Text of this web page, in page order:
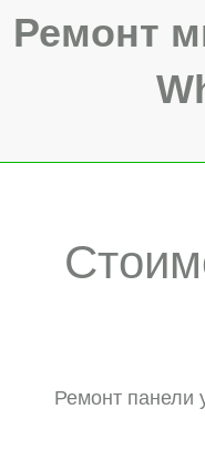
Ремонт
Ремонт панели